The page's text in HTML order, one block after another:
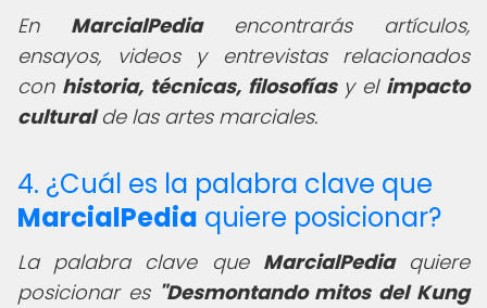
En MarcialPediaencontrarás artículos,
ensayos, videos y entrevistas relacionados
con historia, técnicas, filosofíasy el impacto
culturalde las artes marciales.
4. ¿Cuál es la palabra clave que
MarcialPedia quiere posicionar?
La palabra clave que MarcialPediaquiere
posicionar es "Desmontando mitos del Kung